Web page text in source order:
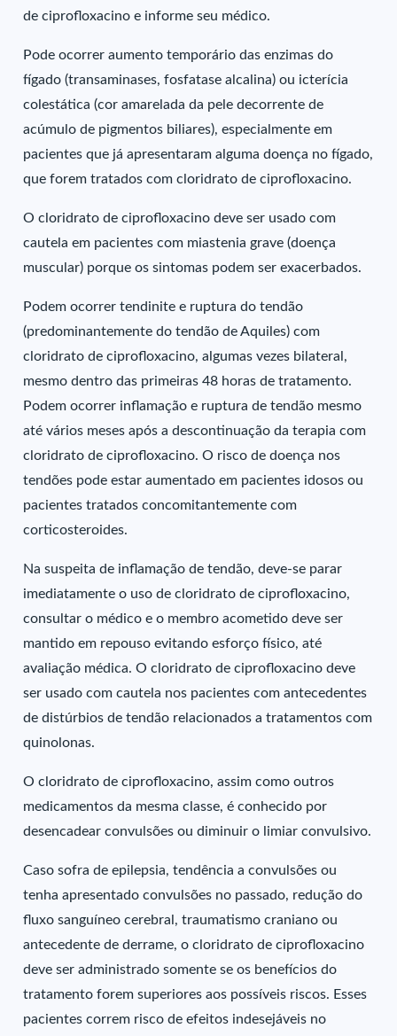
de ciprofloxacino e informe seu médico.
Pode ocorrer aumento temporário das enzimas do
fígado (transaminases, fosfatase alcalina) ou icterícia
colestática (cor amarelada da pele decorrente de
acúmulo de pigmentos biliares), especialmente em
pacientes que já apresentaram alguma doença no fígado,
que forem tratados com cloridrato de ciprofloxacino.
O cloridrato de ciprofloxacino deve ser usado com
cautela em pacientes com miastenia grave (doença
muscular) porque os sintomas podem ser exacerbados.
Podem ocorrer tendinite e ruptura do tendão
(predominantemente do tendão de Aquiles) com
cloridrato de ciprofloxacino, algumas vezes bilateral,
mesmo dentro das primeiras 48 horas de tratamento.
Podem ocorrer inflamação e ruptura de tendão mesmo
até vários meses após a descontinuação da terapia com
cloridrato de ciprofloxacino. O risco de doença nos
tendões pode estar aumentado em pacientes idosos ou
pacientes tratados concomitantemente com
corticosteroides.
Na suspeita de inflamação de tendão, deve-se parar
imediatamente o uso de cloridrato de ciprofloxacino,
consultar o médico e o membro acometido deve ser
mantido em repouso evitando esforço físico, até
avaliação médica. O cloridrato de ciprofloxacino deve
ser usado com cautela nos pacientes com antecedentes
de distúrbios de tendão relacionados a tratamentos com
quinolonas.
O cloridrato de ciprofloxacino, assim como outros
medicamentos da mesma classe, é conhecido por
desencadear convulsões ou diminuir o limiar convulsivo.
Caso sofra de epilepsia, tendência a convulsões ou
tenha apresentado convulsões no passado, redução do
fluxo sanguíneo cerebral, traumatismo craniano ou
antecedente de derrame, o cloridrato de ciprofloxacino
deve ser administrado somente se os benefícios do
tratamento forem superiores aos possíveis riscos. Esses
pacientes correm risco de efeitos indesejáveis no